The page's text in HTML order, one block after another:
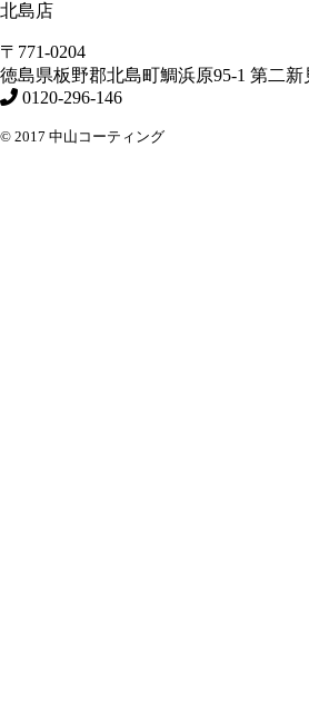
北島店
〒771-0204
徳島県板野郡北島町鯛浜原95-1 第二新
0120-296-146
© 2017 中山コーティング